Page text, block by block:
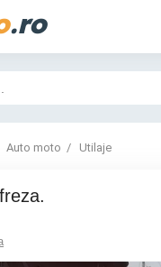
.ro
Auto moto Utilaje